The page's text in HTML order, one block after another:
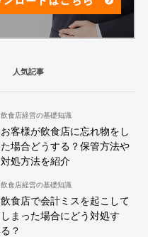
人気記事
飲食店経営の基礎知識
お客様が飲食店に忘れ物をし
た場合どうする？保管方法や
対処方法を紹介
飲食店経営の基礎知識
飲食店で会計ミスを起こして
しまった場合にどう対処す
る？